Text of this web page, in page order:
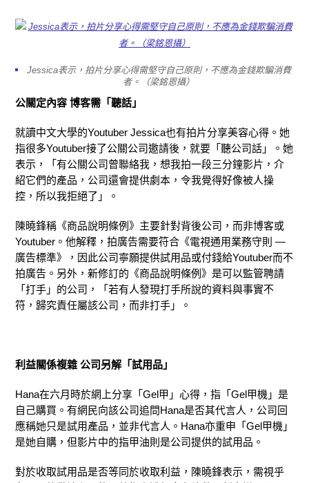
Jessica表示，拍片分享心得需堅守自己原則，不應為金錢欺騙消費
者。（梁銘恩攝）
公關定內容 博客需 「聽話」
就讀中文大學的Youtuber Jessica也有拍片分享美容心得。她
指很多Youtuber接了公關公司邀請後，就要「聽公司話」。她
表示，「有公關公司曾聯絡我，想我拍一段三分鐘影片，介
紹它們的產品，公司還會提供劇本，令我覺得好像被人操
控，所以我拒絕了」。
陳曉鋒稱《商品說明條例》主要針對背後公司，而非博客或
Youtuber。他解釋，拍廣告需要符合《電視通用業務守則 —
廣告標準》，因此公司寧願提供試用品或付錢給Youtuber而不
拍廣告。另外，新修訂的《商品說明條例》是可以監管聘請
「打手」的公司，「若有人發現打手所說的資料與事實不
符，歸究責任屬該公司，而非打手」。
利益關係複雜 公司另解「試用品」
Hana在六月時於網上分享「Gel甲」心得，指「Gel甲機」是
自己購買。有網民向該公司追問Hana是否其代言人，公司回
應稱她只是試用產品，並非代言人。Hana亦重申「Gel甲機」
是她自購，但影片中的指甲油則是公司提供的試用品。
對於收取試用品是否等同於收取利益，陳曉鋒表示，需視乎